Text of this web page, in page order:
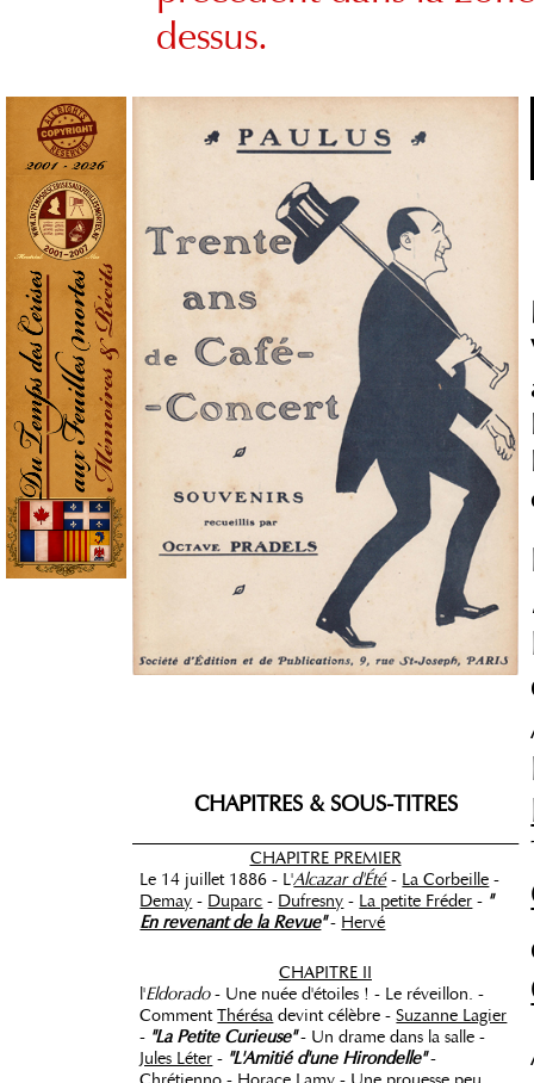
dessus.
CHAPITRES & SOUS-TITRES
CHAPITRE PREMIER
Le 14 juillet 1886 - L'Alcazar d'Été- La Corbeille -
Demay - Duparc - Dufresny - La petite Fréder - "
En revenant de la Revue"- Hervé
CHAPITRE II
l'Eldorado- Une nuée d'étoiles ! - Le réveillon. -
CommentThérésa devint célèbre -Suzanne Lagier
- "La Petite Curieuse"- Un drame dans la salle -
Jules Léter - "L'Amitié d'une Hirondelle"-